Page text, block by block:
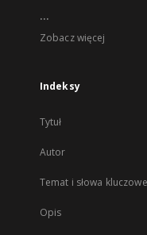
...
Zobacz więcej
Indeksy
Tytuł
Autor
Temat i słowa kluczowe
Opis